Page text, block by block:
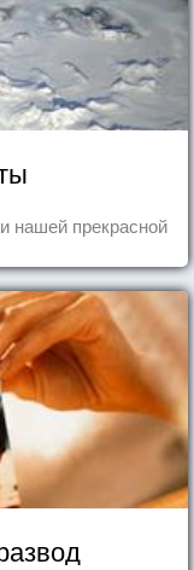
нашей прекрасной